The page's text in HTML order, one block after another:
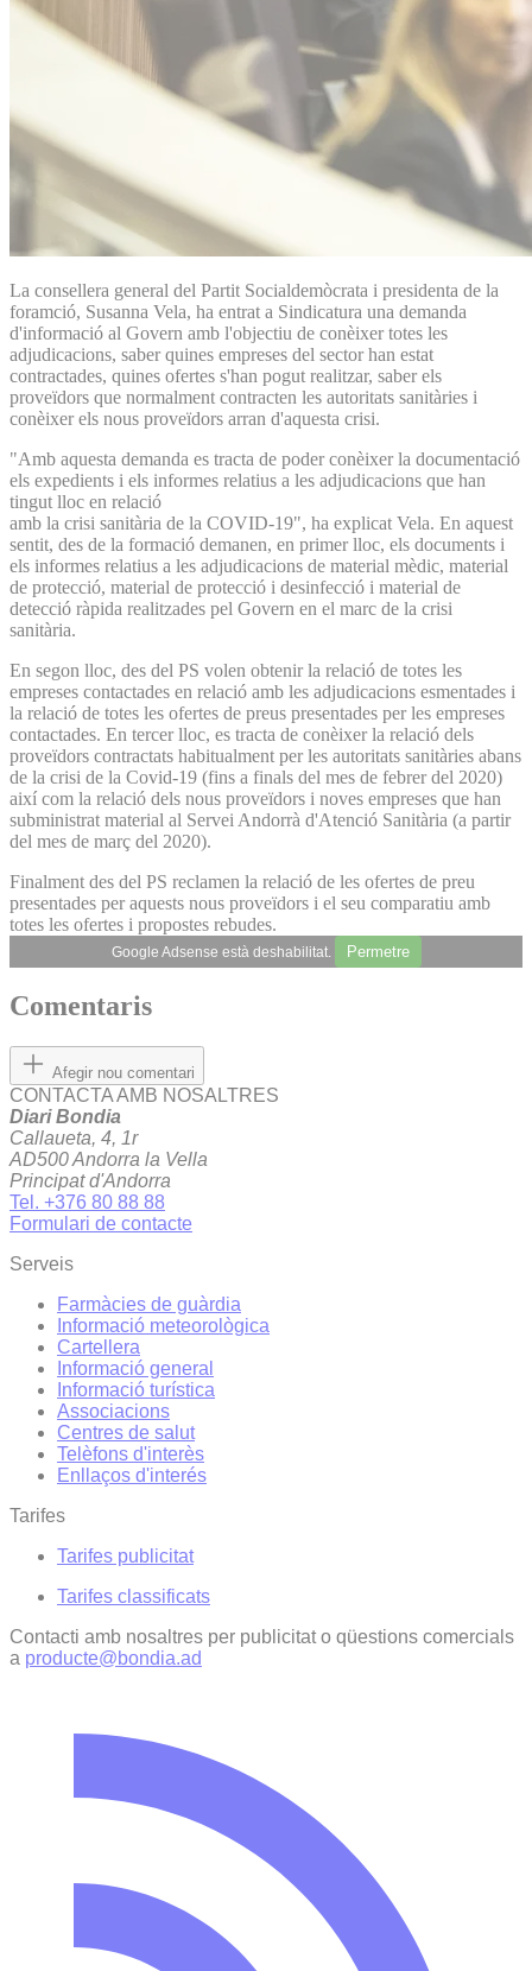
La consellera general del Partit Socialdemòcrata i presidenta de la
foramció, Susanna Vela, ha entrat a Sindicatura una demanda
d'informació al Govern amb l'objectiu de conèixer totes les
adjudicacions, saber quines empreses del sector han estat
contractades, quines ofertes s'han pogut realitzar, saber els
proveïdors que normalment contracten les autoritats sanitàries i
conèixer els nous proveïdors arran d'aquesta crisi.
"Amb aquesta demanda es tracta de poder conèixer la documentació
els expedients i els informes relatius a les adjudicacions que han
tingut lloc en relació
amb la crisi sanitària de la COVID-19", ha explicat Vela. En aquest
sentit, des de la formació demanen, en primer lloc, els documents i
els informes relatius a les adjudicacions de material mèdic, material
de protecció, material de protecció i desinfecció i material de
detecció ràpida realitzades pel Govern en el marc de la crisi
sanitària.
En segon lloc, des del PS volen obtenir la relació de totes les
empreses contactades en relació amb les adjudicacions esmentades i
la relació de totes les ofertes de preus presentades per les empreses
contactades. En tercer lloc, es tracta de conèixer la relació dels
proveïdors contractats habitualment per les autoritats sanitàries abans
de la crisi de la Covid-19 (fins a finals del mes de febrer del 2020)
així com la relació dels nous proveïdors i noves empreses que han
subministrat material al Servei Andorrà d'Atenció Sanitària (a partir
del mes de març del 2020).
Finalment des del PS reclamen la relació de les ofertes de preu
presentades per aquests nous proveïdors i el seu comparatiu amb
totes les ofertes i propostes rebudes.
Google Adsense està deshabilitat. Permetre
Comentaris
Afegir nou comentari
CONTACTA AMB NOSALTRES
Diari Bondia
Callaueta, 4, 1r
AD500 Andorra la Vella
Principat d'Andorra
Tel. +376 80 88 88
Formulari de contacte
Serveis
Farmàcies de guàrdia
Informació meteorològica
Cartellera
Informació general
Informació turística
Associacions
Centres de salut
Telèfons d'interès
Enllaços d'interés
Tarifes
Tarifes publicitat
Tarifes classificats
Contacti amb nosaltres per publicitat o qüestions comercials
a producte@bondia.ad